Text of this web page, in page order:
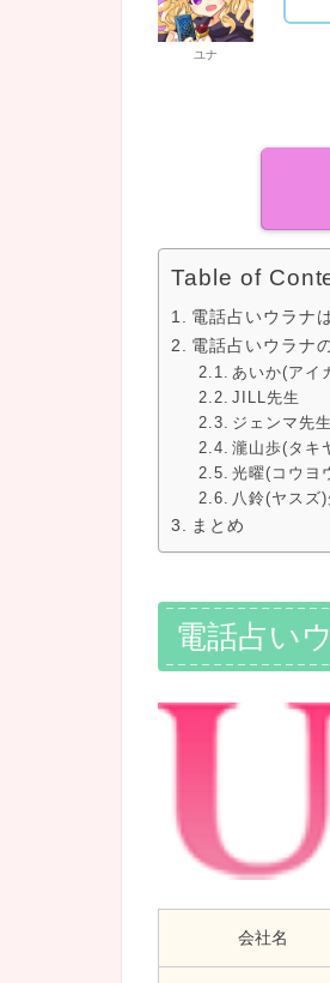
ユナ
Table of
電話占いウラナ
電話占いウラナ
あいか(アイ
JILL先生
ジェンマ先生
瀧山歩(タ
光曜(コウヨ
八鈴(ヤスズ)
まとめ
電話占い
会社名